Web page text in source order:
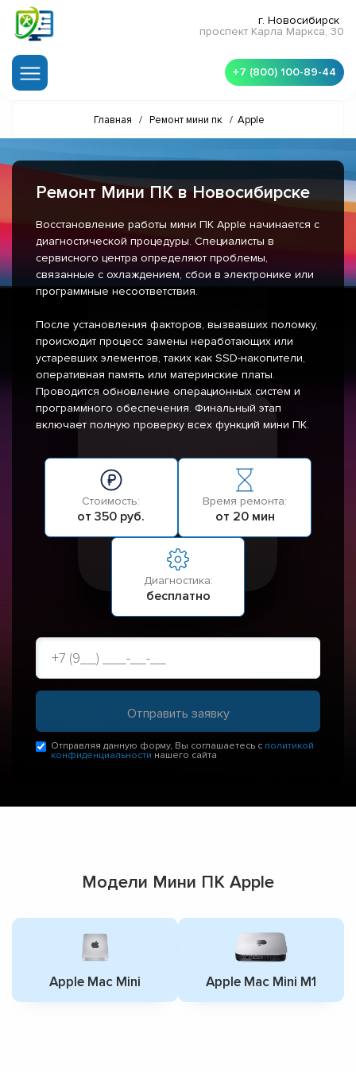
г. Новосибирск
проспект Карла Маркса, 30
+7 (800) 100-89-44
Главная / Ремонт мини пк / Apple
Ремонт Мини ПК в Новосибирске
Восстановление работы мини ПК Apple начинается с
диагностической процедуры. Специалисты в
сервисного центра определяют проблемы,
связанные с охлаждением, сбои в электронике или
программные несоответствия.
После установления факторов, вызвавших поломку,
происходит процесс замены неработающих или
устаревших элементов, таких как SSD-накопители,
оперативная память или материнские платы.
Проводится обновление операционных систем и
программного обеспечения. Финальный этап
включает полную проверку всех функций мини ПК.
Стоимость:
от 350 руб.
Время ремонта:
от 20 мин
Диагностика:
бесплатно
Отправляя данную форму, Вы соглашаетесь с политикой
конфиденциальности нашего сайта
Модели Мини ПК Apple
Apple Mac Mini Apple Mac Mini M1